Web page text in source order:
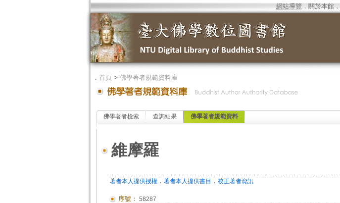
網站導覽 ． 關於本館．
． 首頁> 佛學著者規範資料庫
佛學著者檢索 查詢結果 佛學著者規範資料
維摩羅
著者本人提供授權． 著者本人提供書目 ． 校正著者資訊
序號： 58287